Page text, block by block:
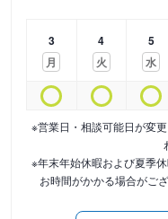
3
月
4
火
5
水
※営業日・相談可能日が変
※年末年始休暇および夏季
お時間がかかる場合がご